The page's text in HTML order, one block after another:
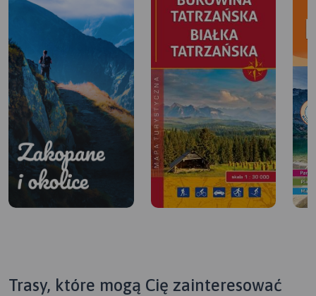
Trasy, które mogą Cię zainteresować